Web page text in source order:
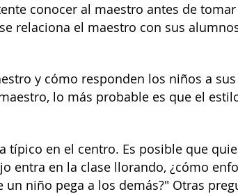
conocer al maestro antes de
relaciona el maestro con sus
y cómo responden los niños a
lo más probable es que el
típico en el centro. Es posible que
entra en la clase llorando, ¿cómo
niño pega a los demás?" Otras